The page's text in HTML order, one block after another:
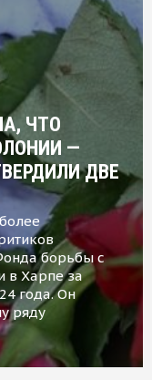
ЧТО
—
ДВЕ
борьбы с
в Харпе за
года. Он
ряду